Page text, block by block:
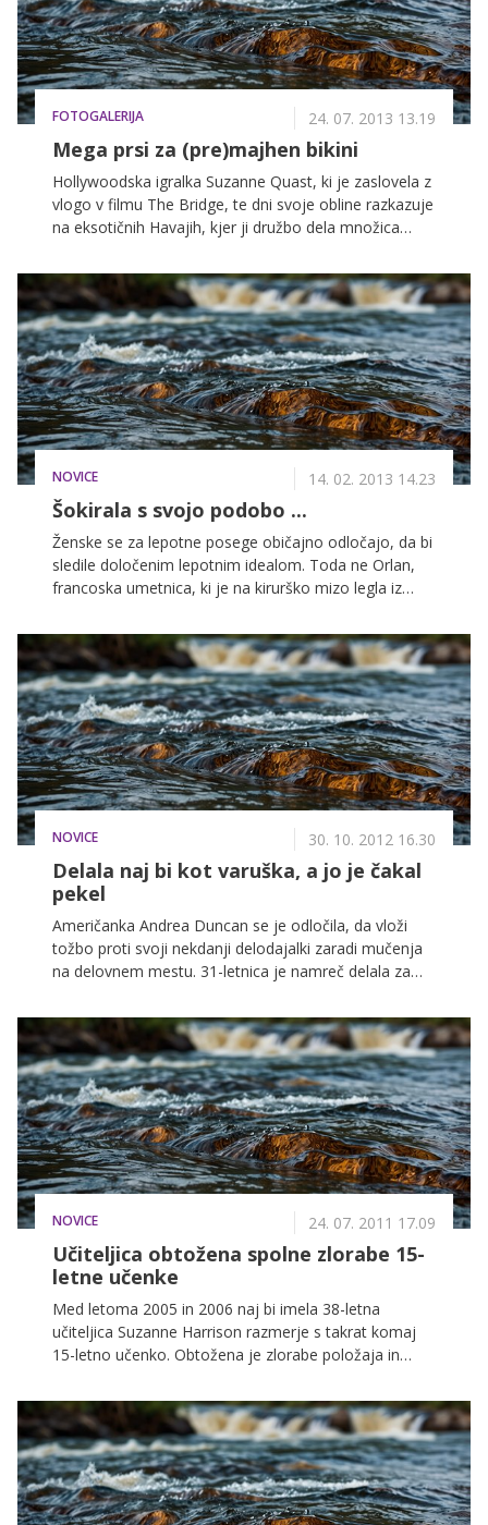
FOTOGALERIJA 24. 07. 2013 13.19
Mega prsi za (pre)majhen bikini
Hollywoodska igralka Suzanne Quast, ki je zaslovela z
vlogo v filmu The Bridge, te dni svoje obline razkazuje
na eksotičnih Havajih, kjer ji družbo dela množica
oprsje v mini bikiniju. To ji je v preteklih dneh
povročilo nemalo preglavic, saj ji je med skakanjem
med valovi komaj lovila. več utrinkov z njenih vročih
počitnic si lahko ogledate v galeriji!
NOVICE 14. 02. 2013 14.23
Šokirala s svojo podobo ...
Ženske se za lepotne posege običajno odločajo, da bi
sledile določenim lepotnim idealom. Toda ne Orlan,
francoska umetnica, ki je na kirurško mizo legla iz
lepotnim standardom in percepcijam lepote. Njeno
delo je nazorno in bizarno, mešanica absurdnega in
eksotičnega. V petih letih je šla pod nož kar devetkrat
in s svojim ravnanjem vsekakor šokirala.
NOVICE 30. 10. 2012 16.30
Delala naj bi kot varuška, a jo je čakal
pekel
Američanka Andrea Duncan se je odločila, da vloži
tožbo proti svoji nekdanji delodajalki zaradi mučenja
na delovnem mestu. 31-letnica je namreč delala za
od nje med drugim zahtevala, da se je oblačila v seksi
oblekice ter da je jemala različne vrste drog.
NOVICE 24. 07. 2011 17.09
Učiteljica obtožena spolne zlorabe 15-
letne učenke
Med letoma 2005 in 2006 naj bi imela 38-letna
učiteljica Suzanne Harrison razmerje s takrat komaj
15-letno učenko. Obtožena je zlorabe položaja in
pa se bo morala kar na vrhovnem sodišču.